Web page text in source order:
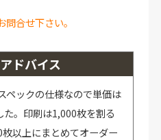
合せ下さい。
ドバイス
ペックの仕様なので単価は
。印刷は1,000枚を割る
以上にまとめてオーダー